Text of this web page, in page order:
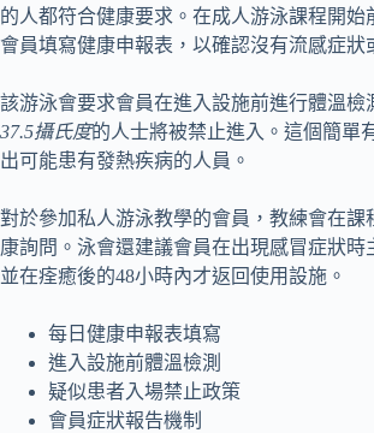
的人都符合健康要求。在成人游泳課程開始
會員填寫健康申報表，以確認沒有流感症狀
該游泳會要求會員在進入設施前進行體溫檢
37.5攝氏度的人士將被禁止進入。這個簡單
出可能患有發熱疾病的人員。
對於參加私人游泳教學的會員，教練會在課
康詢問。泳會還建議會員在出現感冒症狀時
並在痊癒後的48小時內才返回使用設施。
每日健康申報表填寫
進入設施前體溫檢測
疑似患者入場禁止政策
會員症狀報告機制